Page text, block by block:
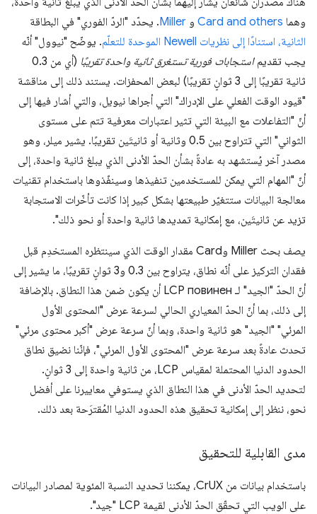
وهما Card and others و Miller. يحدّد "الردّ الفوري" في البطاقة
الثانية، استنادًا إلى نظريات Newell الموحدة للتعلّم
. يوضّح "نيوول" أنّه
يجب تقديماستجابات فورية تستغرق ثانية واحدة تقريبًا
(أي من 0.3
ثانية تقريبًا إلى 3 ثوانٍ تقريبًا) لبعض المحفزات. يستند ذلك إلى مناقشة
"قيود الوقت الفعلي على الإدراك" التي أجراها نيويل، والتي أشار فيها إلى
أنّ "التفاعلات مع البيئة التي تثير اعتبارات معرفية تتم على مستوى
الثواني" التي تتراوح بين 0.5 وثانية أو ثانيتَين تقريبًا. يشير ميلر، وهو
مصدر آخر يُستشهد به عادةً بشأن الحدّ الأدنى الذي يبلغ ثانية واحدة، إلى
أنّ "المهام التي يمكن للمستخدمين تنفيذها وسينفّذوها باستخدام تقنيات
معالجة البيانات ستتغيّر طبيعتها بشكل كبير إذا كانت تأخّرات الاستجابة
تزيد عن ثانيتَين، مع إمكانية تمديدها ثانية واحدة أو نحو ذلك".
يصف بحث Miller وCard مقدار الوقت الذي سينتظره المستخدِم قبل
فقدان التركيز على أنّه نطاق، يتراوح بين 0.3 و3 ثوانٍ تقريبًا، ما يشير إلى
أنّ الحدّ "الجيد" لـ LCP повинен أن يكون ضمن هذا النطاق. بالإضافة
إلى ذلك، بما أنّ الحدّ المعياري الحالي لسرعة عرض "المحتوى الأول
المرئي" "الجيد" هو ثانية واحدة، وبما أنّ سرعة عرض "أكبر محتوى مرئي"
تحدث عادةً بعد سرعة عرض "المحتوى الأول المرئي"، فإنّنا نضيق نطاق
الحدود الدنيا المحتملة لمقياس LCP، من ثانية واحدة إلى 3 ثوانٍ.
لتحديد الحدّ الأدنى في هذا النطاق الذي يستوفي معاييرنا على أفضل
نحو، ننظر إلى إمكانية تحقيق هذه الحدود الدنيا المُقترَحة بعد ذلك.
مدى القابلية للتحقيق
باستخدام بيانات من CrUX، يمكننا تحديد النسبة المئوية لمصادر البيانات
على الويب التي تحقّق الحدّ الأدنى لقيمة LCP "جيد".